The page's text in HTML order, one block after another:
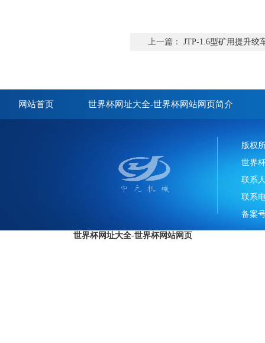
上一篇： JTP-1.6型矿用提升绞
网站首页 世界杯网址大全-世界杯网站网页简介
版权
世界
联系
联系
备案
世界杯网址大全-世界杯网站网页